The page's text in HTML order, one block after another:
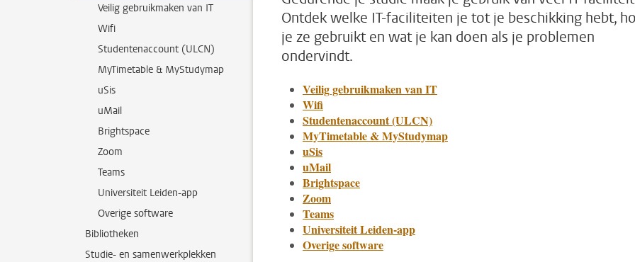
Veilig gebruikmaken van IT
Wifi
Studentenaccount (ULCN)
MyTimetable & MyStudymap
uSis
uMail
Brightspace
Zoom
Teams
Universiteit Leiden-app
Overige software
Bibliotheken
Studie- en samenwerkplekken
Ontdek welke IT-faciliteiten je tot je beschikking hebt,
je ze gebruikt en wat je kan doen als je problemen
ondervindt.
Veilig gebruikmaken van IT
Wifi
Studentenaccount (ULCN)
MyTimetable & MyStudymap
uSis
uMail
Brightspace
Zoom
Teams
Universiteit Leiden-app
Overige software